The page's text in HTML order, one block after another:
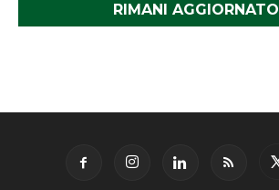
RIMANI AGGIORNATO